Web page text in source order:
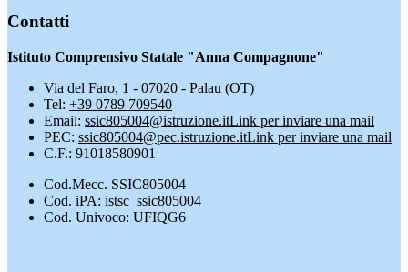
Contatti
Istituto Comprensivo Statale "Anna Compagnone"
Via del Faro, 1 - 07020 - Palau (OT)
Tel: +39 0789 709540
Email: ssic805004@istruzione.itLink per inviare una mail
PEC: ssic805004@pec.istruzione.itLink per inviare una mail
C.F.: 91018580901
Cod.Mecc. SSIC805004
Cod. iPA: istsc_ssic805004
Cod. Univoco: UFIQG6